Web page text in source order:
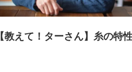
【教えて！​ターさん​】糸の​特